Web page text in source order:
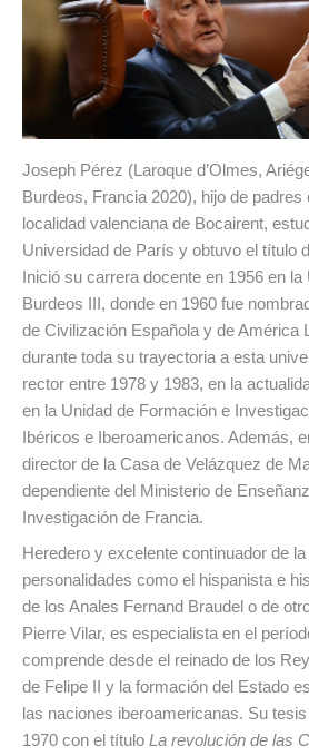
Joseph Pérez (Laroque d’Olmes,
Burdeos, Francia 2020), hijo de
localidad valenciana de Bocairent,
Universidad de París y obtuvo el título
Inició su carrera docente en 1956 en la
Burdeos III, donde en 1960 fue
de Civilización Española y de América
durante toda su trayectoria a esta
rector entre 1978 y 1983, en la
en la Unidad de Formación e
Ibéricos e Iberoamericanos. Además,
director de la Casa de Velázquez de
dependiente del Ministerio de
Investigación de Francia.
Heredero y excelente continuador de
personalidades como el hispanista e
de los Anales Fernand Braudel o de
Pierre Vilar, es especialista en el
comprende desde el reinado de los
de Felipe II y la formación del Estado
las naciones iberoamericanas. Su
1970 con el título La revolución de las